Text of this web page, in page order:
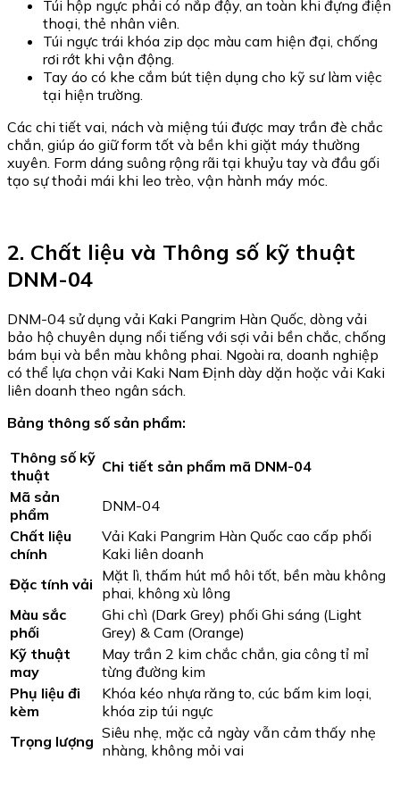
Túi hộp ngực phải có nắp đậy, an toàn khi đựng điện
thoại, thẻ nhân viên.
Túi ngực trái khóa zip dọc màu cam hiện đại, chống
rơi rớt khi vận động.
Tay áo có khe cắm bút tiện dụng cho kỹ sư làm việc
tại hiện trường.
Các chi tiết vai, nách và miệng túi được may trần đè chắc
chắn, giúp áo giữ form tốt và bền khi giặt máy thường
xuyên. Form dáng suông rộng rãi tại khuỷu tay và đầu gối
tạo sự thoải mái khi leo trèo, vận hành máy móc.
2. Chất liệu và Thông số kỹ thuật
DNM-04
DNM-04 sử dụng vải Kaki Pangrim Hàn Quốc, dòng vải
bảo hộ chuyên dụng nổi tiếng với sợi vải bền chắc, chống
bám bụi và bền màu không phai. Ngoài ra, doanh nghiệp
có thể lựa chọn vải Kaki Nam Định dày dặn hoặc vải Kaki
liên doanh theo ngân sách.
Bảng thông số sản phẩm:
Thông số kỹ
thuật
Chi tiết sản phẩm mã DNM-04
Mã sản
phẩm
DNM-04
Chất liệu
chính
Vải Kaki Pangrim Hàn Quốc cao cấp phối
Kaki liên doanh
Đặc tính vải Mặt lì, thấm hút mồ hôi tốt, bền màu không
phai, không xù lông
Màu sắc
phối
Ghi chì (Dark Grey) phối Ghi sáng (Light
Grey) & Cam (Orange)
Kỹ thuật
may
May trần 2 kim chắc chắn, gia công tỉ mỉ
từng đường kim
Phụ liệu đi
kèm
Khóa kéo nhựa răng to, cúc bấm kim loại,
khóa zip túi ngực
Trọng lượng Siêu nhẹ, mặc cả ngày vẫn cảm thấy nhẹ
nhàng, không mỏi vai